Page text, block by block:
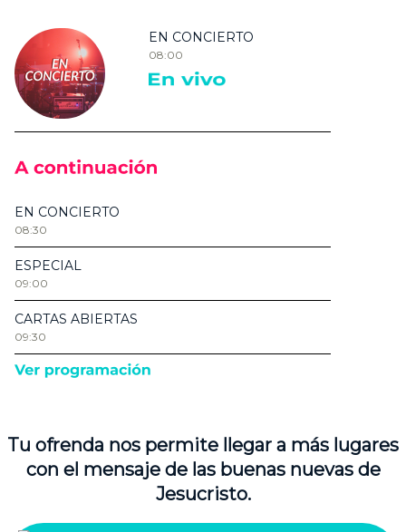
Tu ofrenda nos permite llegar a más lugares
con el mensaje de las buenas nuevas de
Jesucristo.